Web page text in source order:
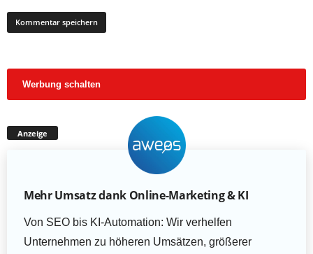
Werbung schalten
Anzeige
Mehr Umsatz dank Online-Marketing & KI
Von SEO bis KI-Automation: Wir verhelfen
Unternehmen zu höheren Umsätzen, größerer